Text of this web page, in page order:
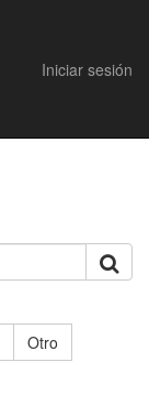
Iniciar sesión
Otro